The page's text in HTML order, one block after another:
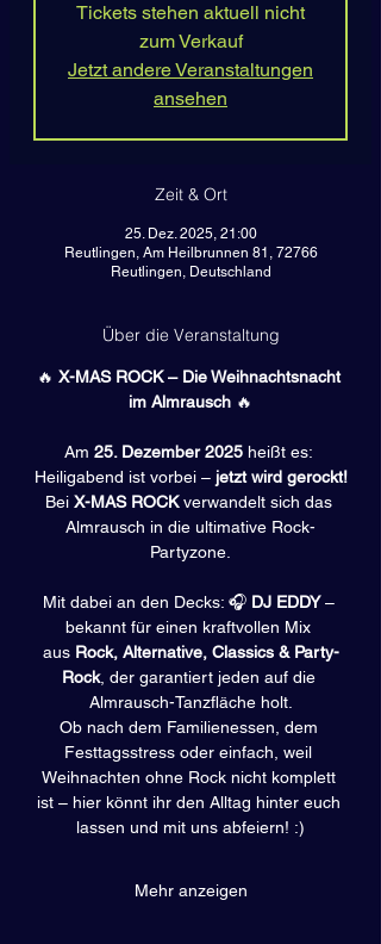
Tickets stehen aktuell nicht
zum Verkauf
Jetzt andere Veranstaltungen
ansehen
Zeit & Ort
25. Dez. 2025, 21:00
Reutlingen, Am Heilbrunnen 81, 72766
Reutlingen, Deutschland
Über die Veranstaltung
🔥 X-MAS ROCK – Die Weihnachtsnacht
im Almrausch 🔥
Am 25. Dezember 2025 heißt es:
Heiligabend ist vorbei – jetzt wird gerockt!
Bei X-MAS ROCK verwandelt sich das
Almrausch in die ultimative Rock-
Partyzone.
Mit dabei an den Decks: 🎧 DJ EDDY –
bekannt für einen kraftvollen Mix
aus Rock, Alternative, Classics & Party-
Rock, der garantiert jeden auf die
Almrausch-Tanzfläche holt.
Ob nach dem Familienessen, dem
Festtagsstress oder einfach, weil
Weihnachten ohne Rock nicht komplett
ist – hier könnt ihr den Alltag hinter euch
lassen und mit uns abfeiern! :)
Mehr anzeigen